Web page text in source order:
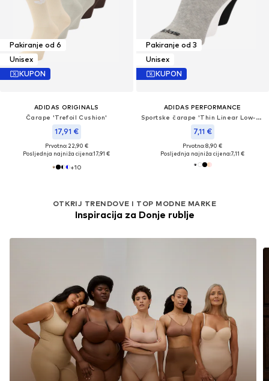
Pakiranje od 6
Unisex
KUPON
ADIDAS ORIGINALS
Čarape 'Trefoil Cushion'
17,91 €
Prvotno: 22,90 €
Posljednja najniža cijena:17,91 €
+10
Pakiranje od 3
Unisex
KUPON
ADIDAS PERFORMANCE
Sportske čarape 'Thin Linear Low-Cut'
7,11 €
Prvotno: 8,90 €
Posljednja najniža cijena:7,11 €
OTKRIJ TRENDOVE I TOP MODNE MARKE
Inspiracija za Donje rublje